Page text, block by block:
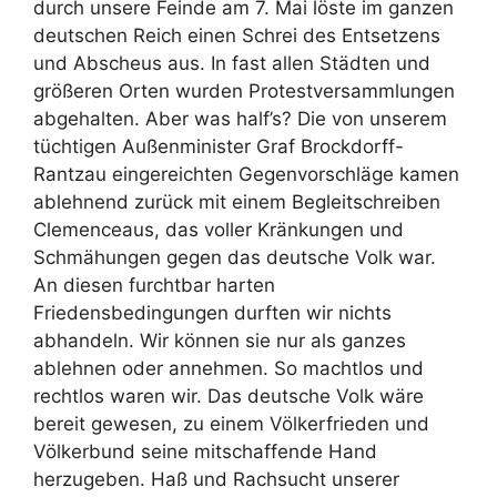
durch unsere Feinde am 7. Mai löste im ganzen
deutschen Reich einen Schrei des Entsetzens
und Abscheus aus. In fast allen Städten und
größeren Orten wurden Protestversammlungen
abgehalten. Aber was half’s? Die von unserem
tüchtigen Außenminister Graf Brockdorff-
Rantzau eingereichten Gegenvorschläge kamen
ablehnend zurück mit einem Begleitschreiben
Clemenceaus, das voller Kränkungen und
Schmähungen gegen das deutsche Volk war.
An diesen furchtbar harten
Friedensbedingungen durften wir nichts
abhandeln. Wir können sie nur als ganzes
ablehnen oder annehmen. So machtlos und
rechtlos waren wir. Das deutsche Volk wäre
bereit gewesen, zu einem Völkerfrieden und
Völkerbund seine mitschaffende Hand
herzugeben. Haß und Rachsucht unserer